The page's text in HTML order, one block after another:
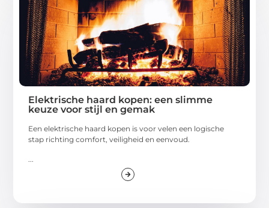
Elektrische haard kopen: een slimme
keuze voor stijl en gemak
Een elektrische haard kopen is voor velen een logische
stap richting comfort, veiligheid en eenvoud.